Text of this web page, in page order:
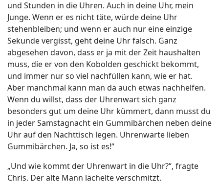
und Stunden in die Uhren. Auch in deine Uhr, mein
Junge. Wenn er es nicht täte, würde deine Uhr
stehenbleiben; und wenn er auch nur eine einzige
Sekunde vergisst, geht deine Uhr falsch. Ganz
abgesehen davon, dass er ja mit der Zeit haushalten
muss, die er von den Kobolden geschickt bekommt,
und immer nur so viel nachfüllen kann, wie er hat.
Aber manchmal kann man da auch etwas nachhelfen.
Wenn du willst, dass der Uhrenwart sich ganz
besonders gut um deine Uhr kümmert, dann musst du
in jeder Samstagnacht ein Gummibärchen neben deine
Uhr auf den Nachttisch legen. Uhrenwarte lieben
Gummibärchen. Ja, so ist es!“
„Und wie kommt der Uhrenwart in die Uhr?“, fragte
Chris. Der alte Mann lächelte verschmitzt.